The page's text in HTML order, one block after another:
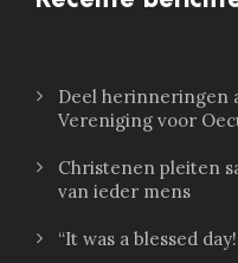
Deel herinneringen
Vereniging voor
Christenen pleiten
van ieder mens
“It was a blessed